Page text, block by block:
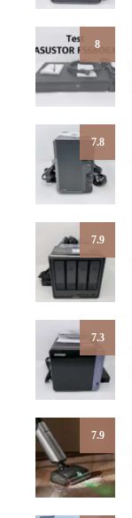
8
7.8
7.9
7.3
7.9